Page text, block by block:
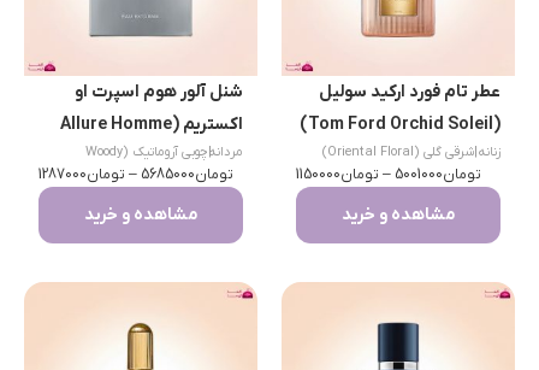
عطر تام فورد ارکید سولیل
(Tom Ford Orchid Soleil)
زنانه شرقی گلی (Oriental Floral)
تومان5001000
– تومان1150000
مشاهده و خرید
شنل آلور هوم اسپرت او
اکستریم (Allure Homme
Sport Eau Extreme)
مردانه
|
چوبی آروماتیک (Woody
Aromatic)تومان5685000
– تومان1287000
مشاهده و خرید